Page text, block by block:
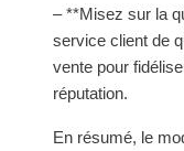
– **Misez sur la
service client de
vente pour
réputation.
En résumé, le